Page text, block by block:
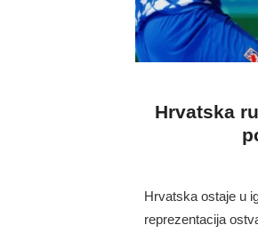
Hrvatska
Hrvatska ostaje u
reprezentacija